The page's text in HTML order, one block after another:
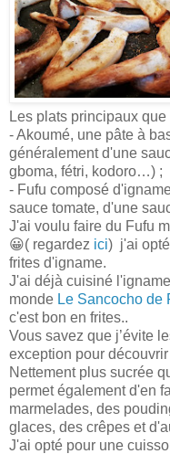
Les plats principaux
- Akoumé, une pâte à
généralement d'une
gboma, fétri, kodoro…) ;
- Fufu composé
sauce tomate, d'une
J'ai voulu faire du Fufu
😀( regardez ici) j'ai
frites d'igname.
J'ai déjà cuisiné
monde Le Sancocho de
c'est bon en frites..
Vous savez que j’évite
exception pour
Nettement plus sucrée
permet également d'en
marmelades, des
glaces, des crêpes et
J'ai opté pour une